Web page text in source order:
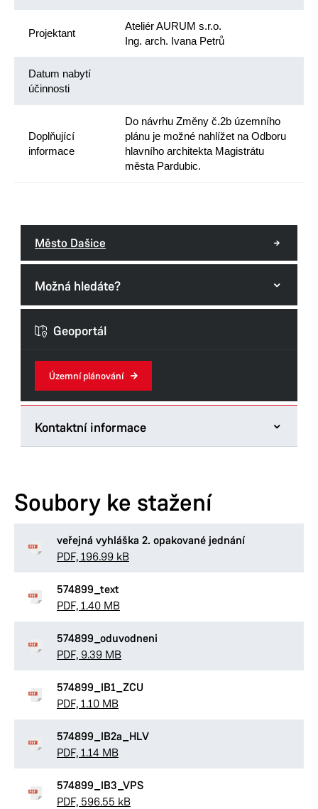
Projektant
Ateliér AURUM s.r.o.
Ing. arch. Ivana Petrů
Datum nabytí
účinnosti
Doplňující
informace
Do návrhu Změny č.2b územního
plánu je možné nahlížet na Odboru
hlavního architekta Magistrátu
města Pardubic.
Město Dašice
Možná hledáte?
Formuláře odboru
Geoportál
Územní plánování
Kontaktní informace
53021 Pardubice
E-mail: kamila.zarubova@mmp.cz
Datová schránka:ukzbx4z
00274046
DIČ: CZ00274046
Provozní doba
Úterý
Středa
Čtvrtek 8:00–11:00,
Pátek
Soubory ke stažení
veřejná vyhláška 2. opakované jednání
PDF, 196.99 kB
574899_text
PDF, 1.40 MB
574899_oduvodneni
PDF, 9.39 MB
574899_IB1_ZCU
PDF, 1.10 MB
574899_IB2a_HLV
PDF, 1.14 MB
574899_IB3_VPS
PDF, 596.55 kB